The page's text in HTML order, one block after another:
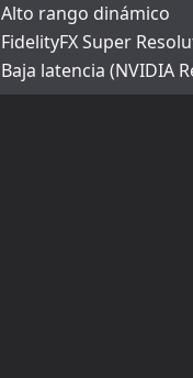
Alto rango dinámico
FidelityFX Super
Baja latencia (NVIDIA